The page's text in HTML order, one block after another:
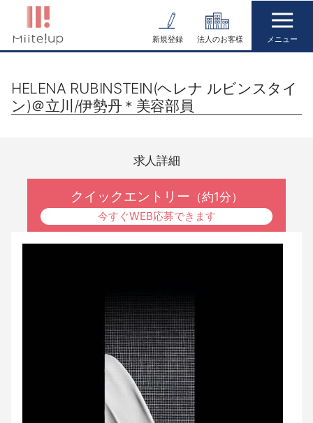
テ
新規登録 法人のお客様
HELENA RUBINSTEIN(ヘレナ ルビンスタイ
ン)＠立川/伊勢丹＊美容部員
求人詳細
クイックエントリー （約1分）
今すぐWEB応募できます